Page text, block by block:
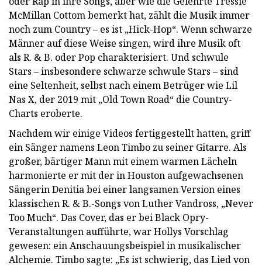
McMillan Cottom bemerkt hat, zählt die Musik immer
noch zum Country – es ist „Hick-Hop“. Wenn schwarze
Männer auf diese Weise singen, wird ihre Musik oft
als R. & B. oder Pop charakterisiert. Und schwule
Stars – insbesondere schwarze schwule Stars – sind
eine Seltenheit, selbst nach einem Betrüger wie Lil
Nas X, der 2019 mit „Old Town Road“ die Country-
Charts eroberte.
Nachdem wir einige Videos fertiggestellt hatten, griff
ein Sänger namens Leon Timbo zu seiner Gitarre. Als
großer, bärtiger Mann mit einem warmen Lächeln
harmonierte er mit der in Houston aufgewachsenen
Sängerin Denitia bei einer langsamen Version eines
klassischen R. & B.-Songs von Luther Vandross, „Never
Too Much“. Das Cover, das er bei Black Opry-
Veranstaltungen aufführte, war Hollys Vorschlag
gewesen: ein Anschauungsbeispiel in musikalischer
Alchemie. Timbo sagte: „Es ist schwierig, das Lied von